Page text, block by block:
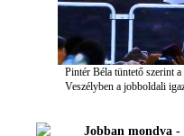
Pintér Béla tüntető szerint
Veszélyben a jobboldali
Jobban mondva